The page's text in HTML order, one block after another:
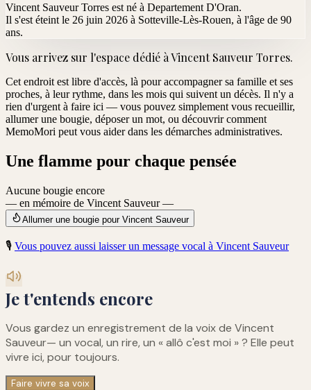
Vincent Sauveur Torres est né à Departement D'Oran.
Il s'est éteint le 26 juin 2026 à Sotteville-Lès-Rouen, à l'âge de 90
ans.
Vous arrivez sur l'espace dédié àVincent Sauveur Torres.
Cet endroit est libre d'accès, là pour accompagner sa famille et ses
proches, à leur rythme, dans les mois qui suivent un décès. Il n'y a
rien d'urgent à faire ici — vous pouvez simplement vous recueillir,
allumer une bougie, déposer un mot, ou découvrir comment
MemoMori peut vous aider dans les démarches administratives.
Une flamme pour chaque pensée
Aucune bougie encore
— en mémoire de Vincent Sauveur —
Allumer une bougie pour Vincent Sauveur
🎙️ Vous pouvez aussi laisser un message vocal à Vincent Sauveur
Je t'entends encore
Vous gardez un enregistrement de la voix de Vincent
Sauveur— un vocal, un rire, un « allô c'est moi » ? Elle peut
vivre ici, pour toujours.
Faire vivre sa voix